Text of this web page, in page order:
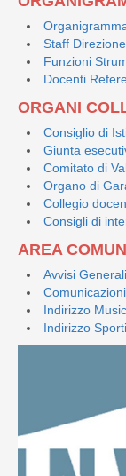
Staff Direzione
Funzioni
Docenti
ORGANI
Consiglio di
Giunta
Comitato di
Organo di
Collegio
Consigli di
AREA
Avvisi Generali
Indirizzo
Indirizzo